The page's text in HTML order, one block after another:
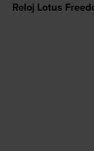
Reloj Lotus